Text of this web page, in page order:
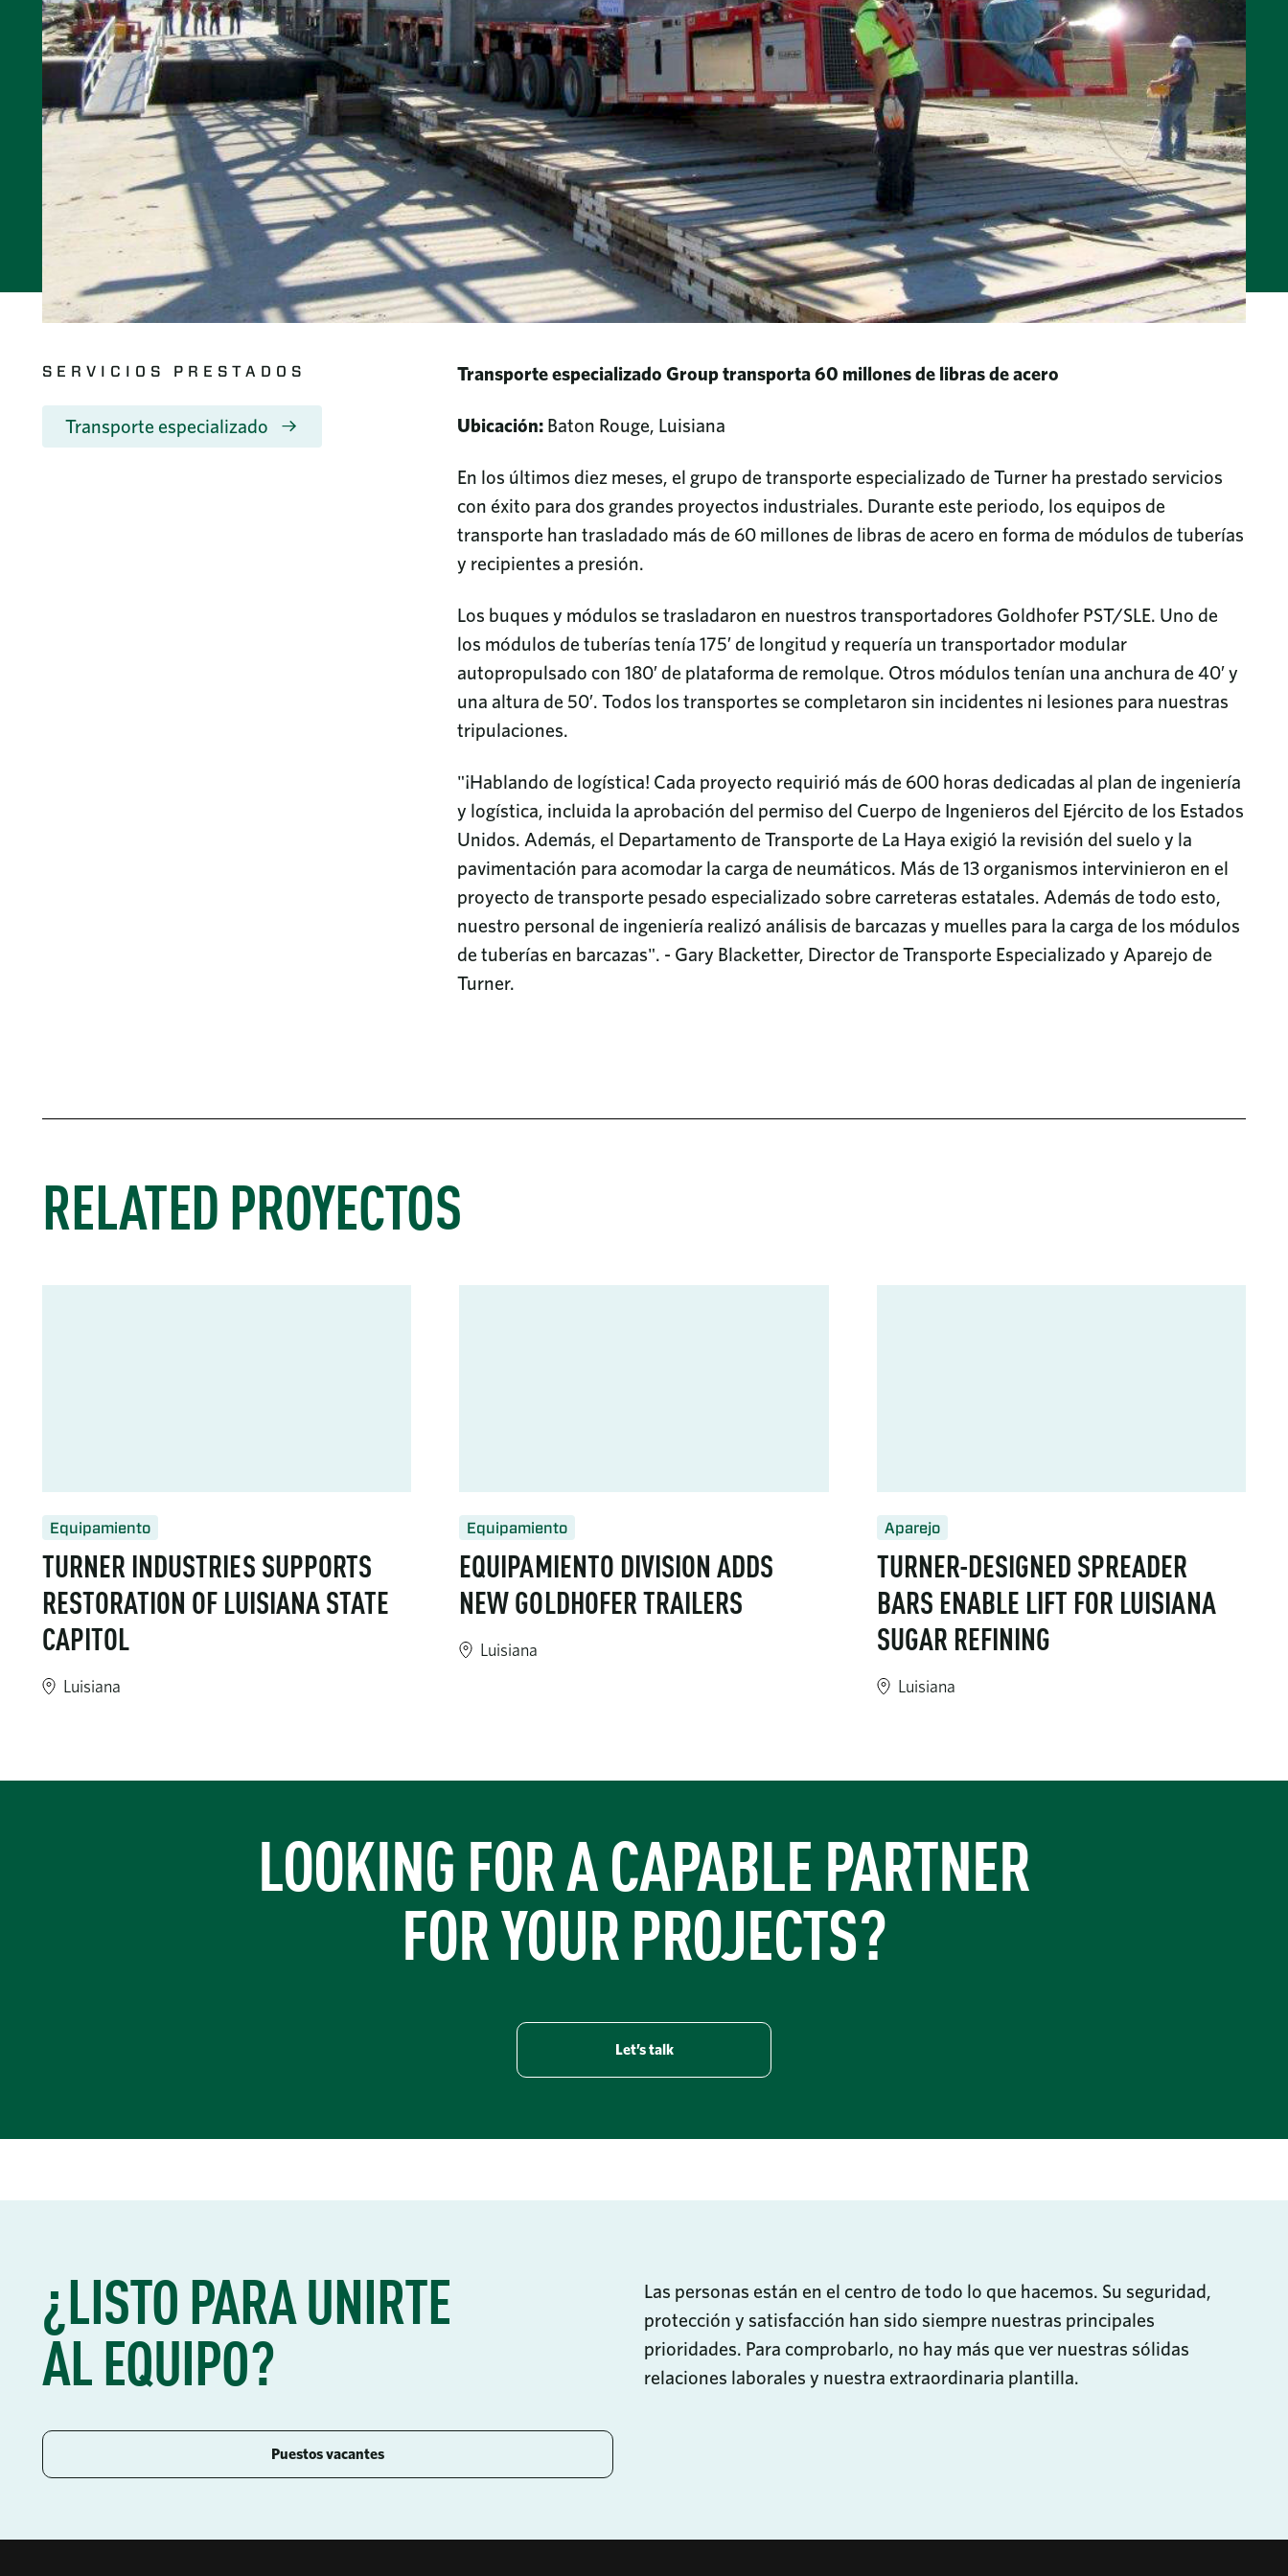
SERVICIOS PRESTADOS
Transporte especializado
Transporte especializado Group transporta 60 millones de libras de acero
Ubicación: Baton Rouge, Luisiana
En los últimos diez meses, el grupo de transporte especializado de Turner ha prestado servicios
con éxito para dos grandes proyectos industriales. Durante este periodo, los equipos de
transporte han trasladado más de 60 millones de libras de acero en forma de módulos de tuberías
y recipientes a presión.
Los buques y módulos se trasladaron en nuestros transportadores Goldhofer PST/SLE. Uno de
los módulos de tuberías tenía 175′ de longitud y requería un transportador modular
autopropulsado con 180′ de plataforma de remolque. Otros módulos tenían una anchura de 40′ y
una altura de 50′. Todos los transportes se completaron sin incidentes ni lesiones para nuestras
tripulaciones.
"¡Hablando de logística! Cada proyecto requirió más de 600 horas dedicadas al plan de ingeniería
y logística, incluida la aprobación del permiso del Cuerpo de Ingenieros del Ejército de los Estados
Unidos. Además, el Departamento de Transporte de La Haya exigió la revisión del suelo y la
pavimentación para acomodar la carga de neumáticos. Más de 13 organismos intervinieron en el
proyecto de transporte pesado especializado sobre carreteras estatales. Además de todo esto,
nuestro personal de ingeniería realizó análisis de barcazas y muelles para la carga de los módulos
de tuberías en barcazas". - Gary Blacketter, Director de Transporte Especializado y Aparejo de
Turner.
RELATED PROYECTOS
Equipamiento
TURNER INDUSTRIES SUPPORTS
RESTORATION OF LUISIANA STATE
CAPITOL
Luisiana
Equipamiento
EQUIPAMIENTO DIVISION ADDS
NEW GOLDHOFER TRAILERS
Luisiana
https://www.turner-industries.com/projects/equipment-division-adds-new-goldhofer-trailers/
Aparejo
TURNER-DESIGNED SPREADER
BARS ENABLE LIFT FOR LUISIANA
SUGAR REFINING
Luisiana
LOOKING FOR A CAPABLE PARTNER
FOR YOUR PROJECTS?
Let’s talk
¿LISTO PARA UNIRTE
AL EQUIPO?
Las personas están en el centro de todo lo que hacemos. Su seguridad,
protección y satisfacción han sido siempre nuestras principales
prioridades. Para comprobarlo, no hay más que ver nuestras sólidas
relaciones laborales y nuestra extraordinaria plantilla.
Puestos vacantes